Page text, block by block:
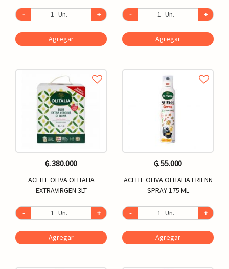
- Un. +
Agregar
- Un. +
Agregar
₲. 380.000
ACEITE OLIVA OLITALIA
EXTRAVIRGEN 3LT
- Un. +
Agregar
₲. 55.000
ACEITE OLIVA OLITALIA FRIENN
SPRAY 175 ML
- Un. +
Agregar